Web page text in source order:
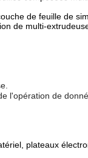
de feuille de
de multi-
l'opération de
plateaux